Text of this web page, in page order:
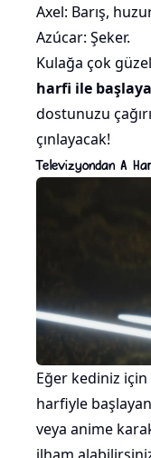
Axel: Barış,
Azúcar: Şeker.
Kulağa çok
harfi ile
dostunuzu
çınlayacak!
Televizyondan A
Eğer kediniz için
harfiyle
veya anime